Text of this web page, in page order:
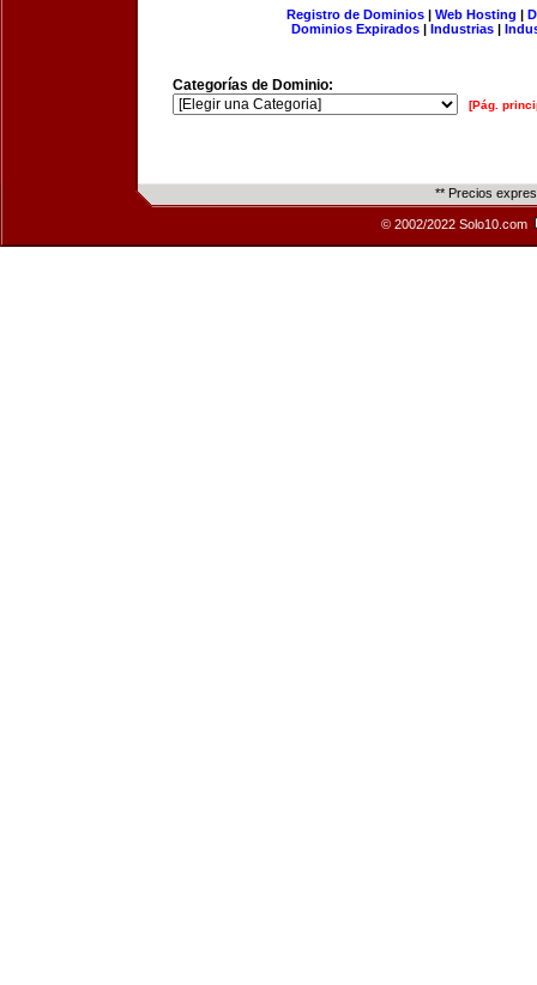
Registro de Dominios| Web Hosting |
Dominios Expirados | Industrias |
Categorías de Dominio:
[Pág.
** Precios
© 2002/2022 Solo10.com